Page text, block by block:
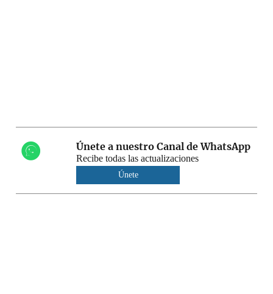
Únete a nuestro Canal de WhatsApp
Recibe todas las actualizaciones
Únete